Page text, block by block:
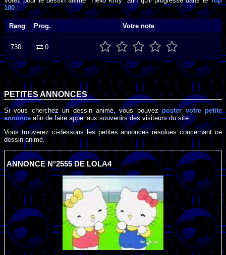
100:
Rang Prog. Votre note
730. 0
PETITES ANNONCES
Si vous cherchez un dessin animé, vous pouvezposter votre petite
annonce afin de faire appel aux souvenirs des visiteurs du site.
Vous trouverez ci-dessous les petites annonces résolues concernant ce
dessin animé.
ANNONCE N°2555 DE LOLA4